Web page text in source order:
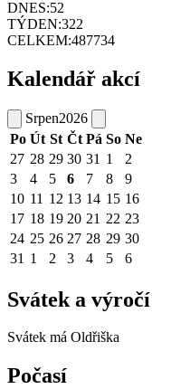
DNES:52
TÝDEN:322
CELKEM:487734
Kalendář akcí
Srpen2026
Po Út St Čt Pá So Ne
27 28 29 30 31 1
2
3
4 5 6 7 8
9
10 11 12 13 14 15 16
17 18 19 20 21 22 23
24 25 26 27 28 29 30
31 1 2 3 4 5 6
Svátek a výročí
Svátek má Oldřiška
Počasí